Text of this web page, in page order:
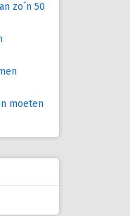
zo´n 50
moeten